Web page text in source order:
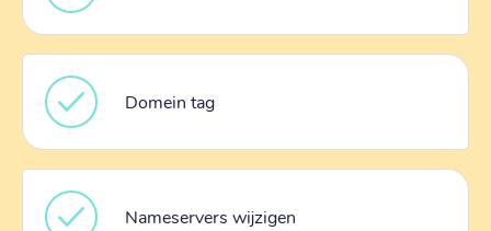
Domein tag
Nameservers wijzigen